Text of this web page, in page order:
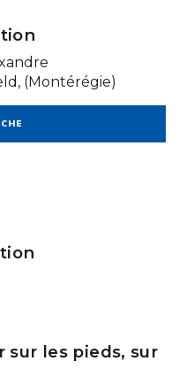
(Montérégie)
sur les pieds, sur